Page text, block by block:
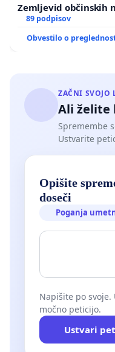
Zemljevid občinskih
89 podpisov
Obvestilo o
ZAČNI SVOJO
Ali želite
Spremembe
Ustvarite
Opišite
doseči
Poganja
Napišite po
močno peticijo.
Ustvari